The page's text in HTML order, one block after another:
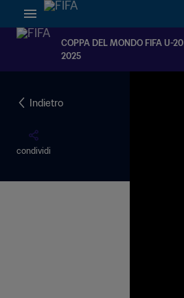
COPPA DEL MONDO FIFA U-20
2025
Indietro
condividi